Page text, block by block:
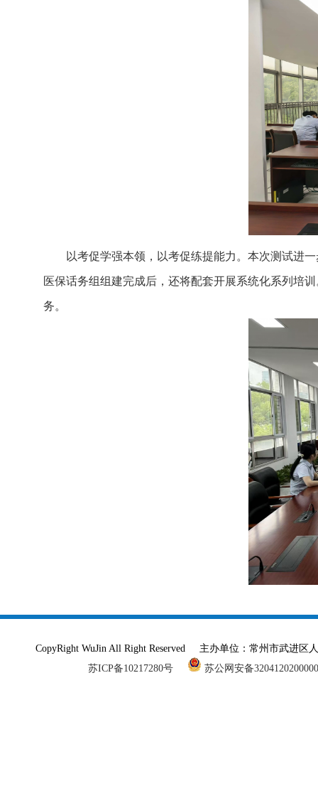
以考促学强本领，以考促练提能力。本次测试进
医保话务组组建完成后，还将配套开展系统化系列培
务。
CopyRight WuJin All Right Reserved 主办单位：常州市武进
苏ICP备10217280号
苏公网安备